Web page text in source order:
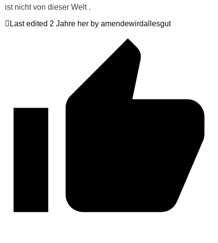
ist nicht von dieser Welt .
Last edited 2 Jahre her by amendewirdallesgut